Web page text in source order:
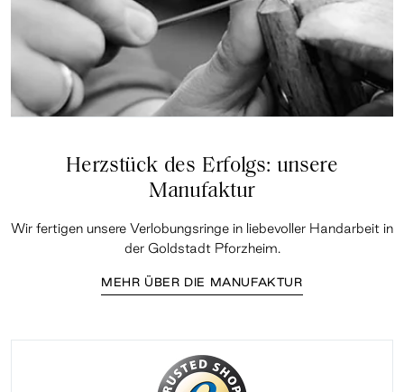
Herzstück des Erfolgs: unsere
Manufaktur
Wir fertigen unsere Verlobungsringe in liebevoller Handarbeit in
der Goldstadt Pforzheim.
MEHR ÜBER DIE MANUFAKTUR